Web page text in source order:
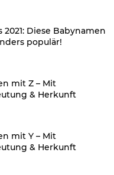
Diese Babynamen
populär!
mit Z – Mit
& Herkunft
mit Y – Mit
& Herkunft